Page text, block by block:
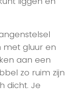
met gluur en
aan een
zo ruim zijn
dicht. Je